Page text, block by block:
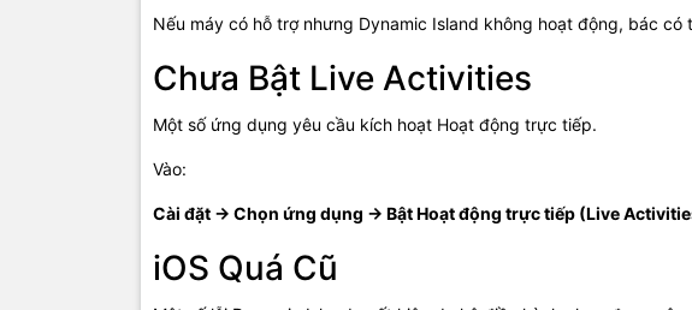
Nếu máy có hỗ trợ nhưng Dynamic Island không hoạt động, bác có
Chưa Bật Live Activities
Một số ứng dụng yêu cầu kích hoạt Hoạt động trực tiếp.
Vào:
Cài đặt → Chọn ứng dụng → Bật Hoạt động trực tiếp (Live
iOS Quá Cũ